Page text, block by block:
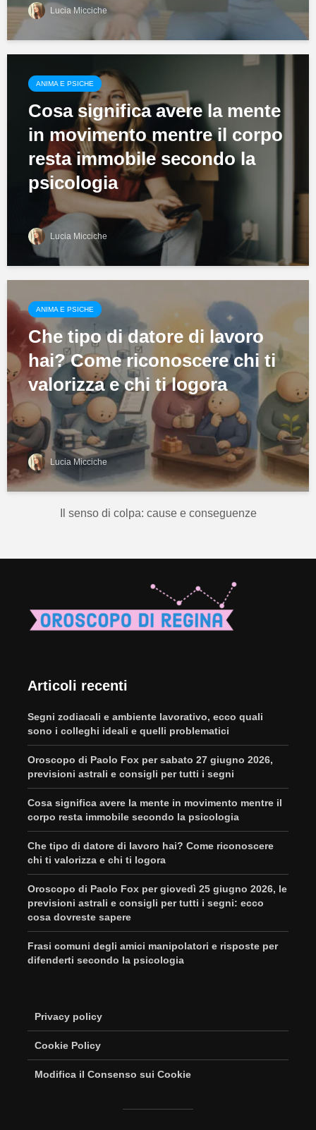
Lucia Micciche
ANIMA E PSICHE
Cosa significa avere la mente
in movimento mentre il corpo
resta immobile secondo la
psicologia
Lucia Micciche
ANIMA E PSICHE
Che tipo di datore di lavoro
hai? Come riconoscere chi ti
valorizza e chi ti logora
Lucia Micciche
Il senso di colpa: cause e conseguenze
Articoli recenti
Segni zodiacali e ambiente lavorativo, ecco quali
sono i colleghi ideali e quelli problematici
Oroscopo di Paolo Fox per sabato 27 giugno 2026,
previsioni astrali e consigli per tutti i segni
Cosa significa avere la mente in movimento mentre il
corpo resta immobile secondo la psicologia
Che tipo di datore di lavoro hai? Come riconoscere
chi ti valorizza e chi ti logora
Oroscopo di Paolo Fox per giovedì 25 giugno 2026, le
previsioni astrali e consigli per tutti i segni: ecco
cosa dovreste sapere
Frasi comuni degli amici manipolatori e risposte per
difenderti secondo la psicologia
Privacy policy
Cookie Policy
Modifica il Consenso sui Cookie